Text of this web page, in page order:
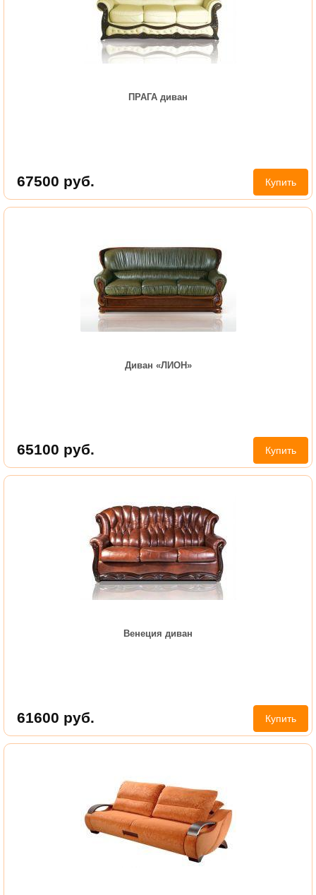
ПРАГА диван
67500 руб. Купить
Диван «ЛИОН»
65100 руб. Купить
Венеция диван
61600 руб. Купить